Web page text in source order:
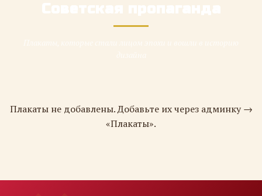
Советская пропаганда
Плакаты не добавлены. Добавьте их через админку →
«Плакаты».